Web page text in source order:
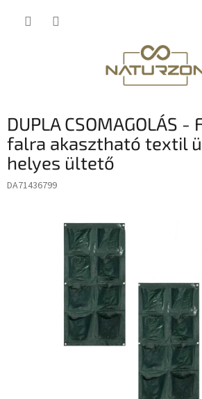
DUPLA CSOMAGOLÁS
falra akasztható textil
helyes ültető
DA71436799